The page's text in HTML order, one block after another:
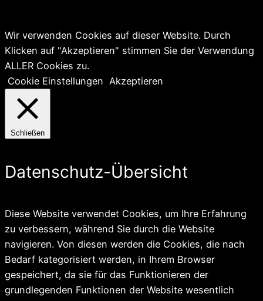
Wir verwenden Cookies auf dieser Website. Durch
Klicken auf "Akzeptieren" stimmen Sie der Verwendung
ALLER Cookies zu.
Cookie Einstellungen Akzeptieren
Schließen
Datenschutz-Übersicht
Diese Website verwendet Cookies, um Ihre Erfahrung
zu verbessern, während Sie durch die Website
navigieren. Von diesen werden die Cookies, die nach
Bedarf kategorisiert werden, in Ihrem Browser
gespeichert, da sie für das Funktionieren der
grundlegenden Funktionen der Website wesentlich